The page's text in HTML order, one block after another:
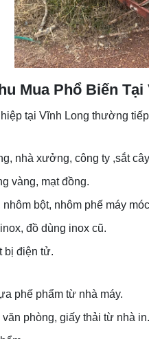
Mua Phổ Biến Tại
tại Vĩnh Long thường
nhà xưởng, công ty ,sắt
vàng, mạt đồng.
bột, nhôm phế máy
đồ dùng inox cũ.
bị điện tử.
phế phẩm từ nhà máy.
phòng, giấy thải từ nhà in.